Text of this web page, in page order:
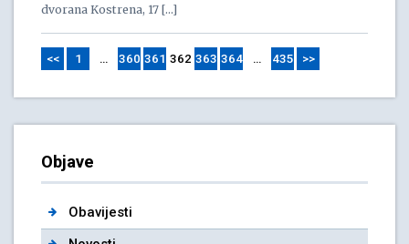
dvorana Kostrena, 17 […]
<< 1 … 360 361 362 363 364 … 435 >>
Objave
Obavijesti